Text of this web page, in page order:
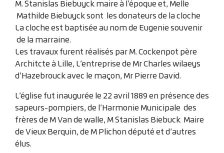
M. Stanislas Biebuyck maire à l’époque et, Melle
Mathilde Biebuyck sont les donateurs de la cloche
La cloche est baptisée au nom de Eugenie souvenir
de la marraine.
Les travaux furent réalisés par M. Cockenpot père
Architcte à Lille, L’entreprise de Mr Charles wilaeys
d’Hazebrouck avec le maçon, Mr Pierre David.
L’église fut inaugurée le 22 avril 1889 en présence des
sapeurs-pompiers, de l’Harmonie Municipale des
frères de M Van de walle, M Stanislas Biebuck Maire
de Vieux Berquin, de M Plichon député et d’autres
élus.